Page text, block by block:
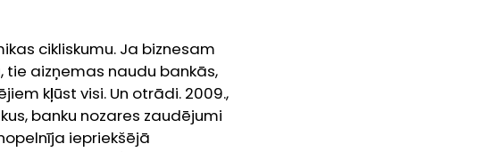
cikliskumu. Ja biznesam
aizņemas naudu bankās,
kļūst visi. Un otrādi. 2009.,
banku nozares zaudējumi
iepriekšējā